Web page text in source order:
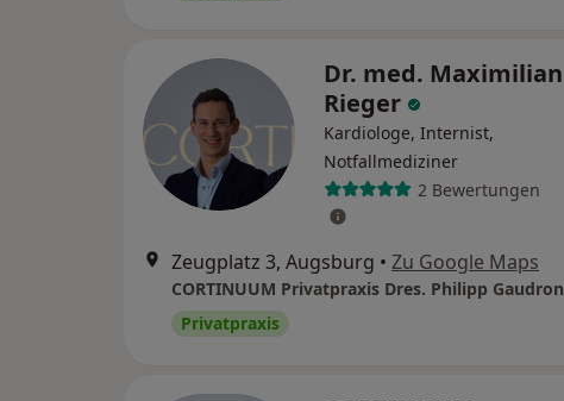
Dr. med. Maximilian
Rieger
Kardiologe, Internist,
Notfallmediziner
2 Bewertungen
Zeugplatz 3, Augsburg • Zu Google Maps
Privatpraxis